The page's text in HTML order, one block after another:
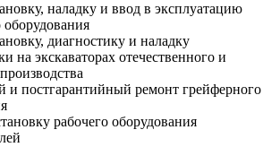
наладку и ввод в эксплуатацию
диагностику и наладку
на экскаваторах отечественного и
и постгарантийный ремонт грейферного
рабочего оборудования